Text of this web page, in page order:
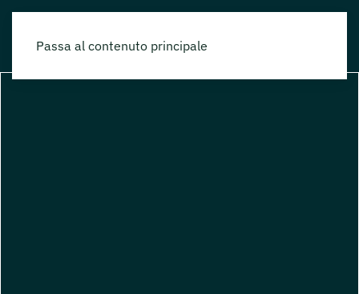
Passa al contenuto principale